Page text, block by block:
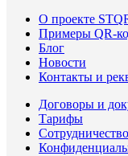
О проекте
Примеры QR-
Блог
Новости
Контакты и
Договоры и
Тарифы
Сотрудничество